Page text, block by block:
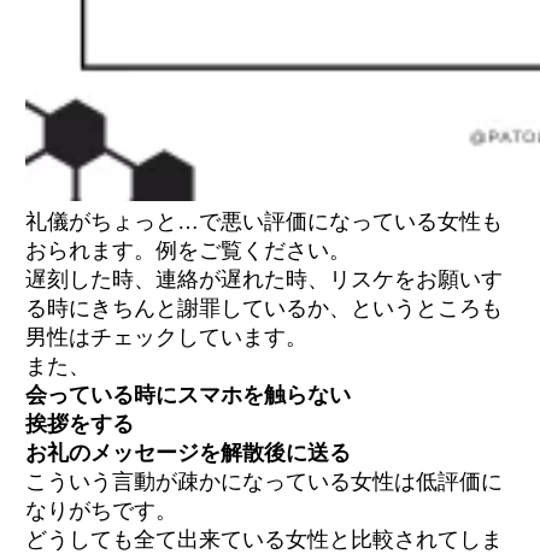
礼儀がちょっと…で悪い評価になっている女性も
おられます。例をご覧ください。
遅刻した時、連絡が遅れた時、リスケをお願いす
る時にきちんと謝罪しているか、というところも
男性はチェックしています。
また、
会っている時にスマホを触らない
挨拶をする
お礼のメッセージを解散後に送る
こういう言動が疎かになっている女性は低評価に
なりがちです。
どうしても全て出来ている女性と比較されてしま